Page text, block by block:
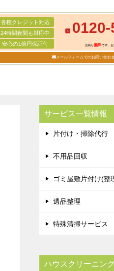
各種クレジット対応
24時間夜間も対応中
安心の1億円保証付
見積り無料です。お
メールフォームでのお問い合わ
サービス一覧情報
片付け・掃除代行
不用品回収
ゴミ屋敷片付け(整
遺品整理
特殊清掃サービス
ハウスクリーニン